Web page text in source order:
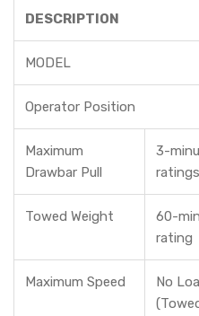
DESCRIPTION
MODEL
Operator Position
Maximum
Drawbar Pull
3-
ratings
Towed Weight
60-
rating
Maximum Speed
No